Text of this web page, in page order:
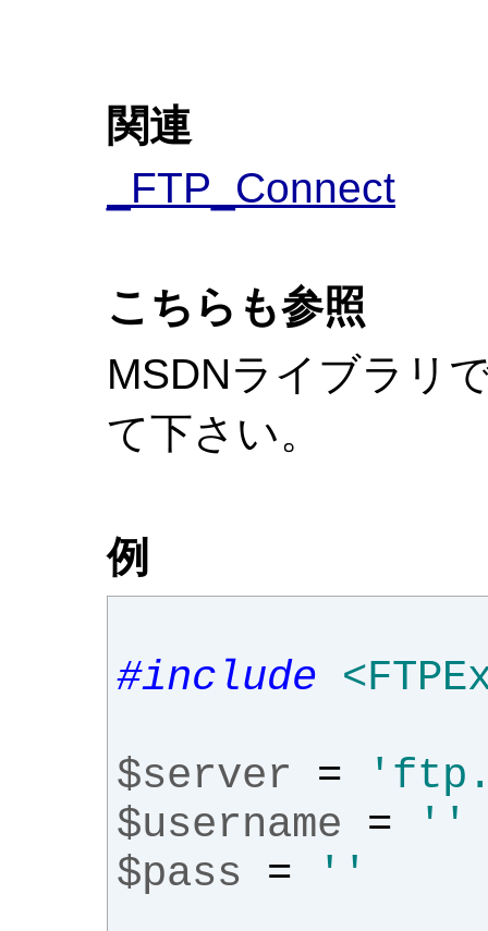
関連
_FTP_Connect
こちらも参照
MSDNライブラリ
て下さい。
例
#include
$server
=
$username =
''
$pass
=
''